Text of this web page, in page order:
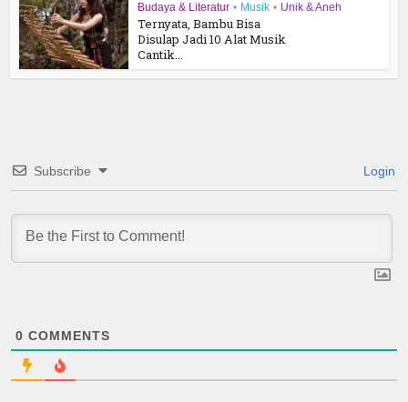
Budaya & Literatur • Musik • Unik & Aneh
Ternyata, Bambu Bisa
Disulap Jadi 10 Alat Musik
Cantik...
Subscribe Login
0 COMMENTS